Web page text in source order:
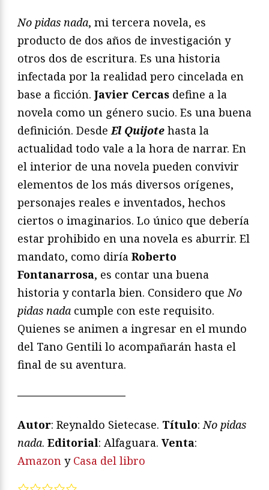
No pidas nada, mi tercera novela, es
producto de dos años de investigación y
otros dos de escritura. Es una historia
infectada por la realidad pero cincelada en
base a ficción. Javier Cercas define a la
novela como un género sucio. Es una buena
definición. Desde El Quijote hasta la
actualidad todo vale a la hora de narrar. En
el interior de una novela pueden convivir
elementos de los más diversos orígenes,
personajes reales e inventados, hechos
ciertos o imaginarios. Lo único que debería
estar prohibido en una novela es aburrir. El
mandato, como diría Roberto
Fontanarrosa, es contar una buena
historia y contarla bien. Considero que No
pidas nada cumple con este requisito.
Quienes se animen a ingresar en el mundo
del Tano Gentili lo acompañarán hasta el
final de su aventura.
——————————
Autor: Reynaldo Sietecase. Título: No pidas
nada. Editorial: Alfaguara. Venta:
Amazon y Casa del libro